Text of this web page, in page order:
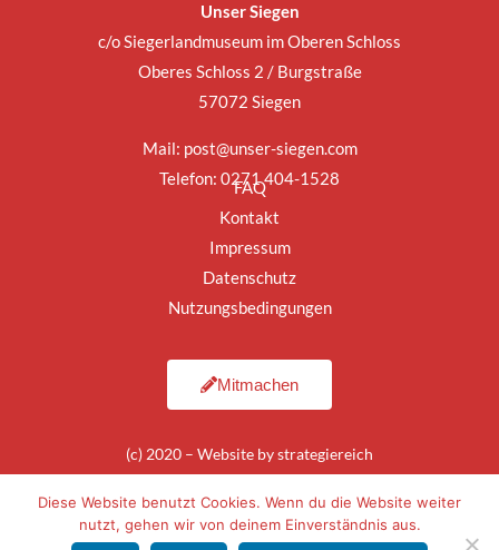
Unser Siegen
c/o Siegerlandmuseum im Oberen Schloss
Oberes Schloss 2 / Burgstraße
57072 Siegen
Mail: post@unser-siegen.com
Telefon: 0271 404-1528
FAQ
Kontakt
Impressum
Datenschutz
Nutzungsbedingungen
(c) 2020 – Website bystrategiereich
Mitmachen
Diese Website benutzt Cookies. Wenn du die Website weiter
nutzt, gehen wir von deinem Einverständnis aus.